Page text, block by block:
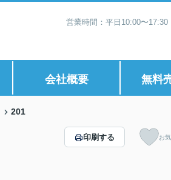
営業時間：平日10:00〜
会社概要 無料
201
印刷する お